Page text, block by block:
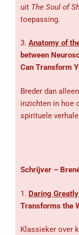
uit The Soul of
toepassing.
3. Anatomy of
between
Can Transform
Breder dan
inzichten in hoe
spirituele
Schrijver –
1. Daring Greatly
Transforms the
Klassieker over